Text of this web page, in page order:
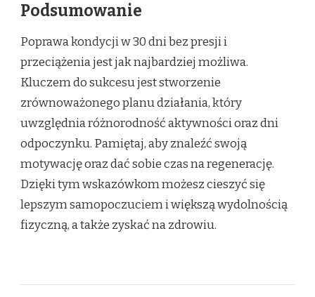
Podsumowanie
Poprawa kondycji w 30 dni bez presji i
przeciążenia jest jak najbardziej możliwa.
Kluczem do sukcesu jest stworzenie
zrównoważonego planu działania, który
uwzględnia różnorodność aktywności oraz dni
odpoczynku. Pamiętaj, aby znaleźć swoją
motywację oraz dać sobie czas na regenerację.
Dzięki tym wskazówkom możesz cieszyć się
lepszym samopoczuciem i większą wydolnością
fizyczną, a także zyskać na zdrowiu.